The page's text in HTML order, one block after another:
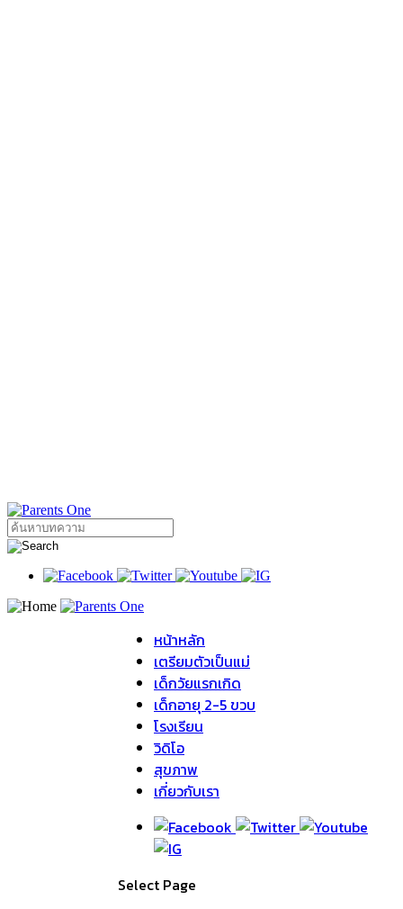
หน้าหลัก
เตรียมตัวเป็นแม่
เด็กวัยแรกเกิด
เด็กอายุ 2-5 ขวบ
โรงเรียน
วิดิโอ
สุขภาพ
เกี่ยวกับเรา
Select Page